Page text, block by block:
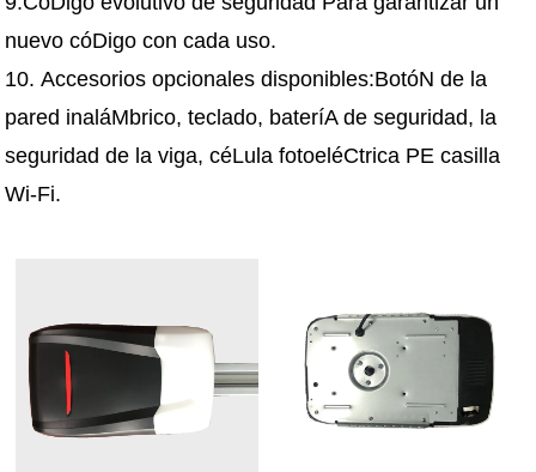
nuevo cóDigo con cada uso.
10. Accesorios opcionales disponibles:BotóN de la
pared inaláMbrico, teclado, bateríA de seguridad, la
seguridad de la viga, céLula fotoeléCtrica PE casilla
Wi-Fi.